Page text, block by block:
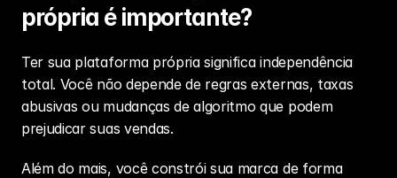
própria é importante?
Ter sua plataforma própria significa independência
total. Você não depende de regras externas, taxas
abusivas ou mudanças de algoritmo que podem
prejudicar suas vendas.
Além do mais, você constrói sua marca de forma